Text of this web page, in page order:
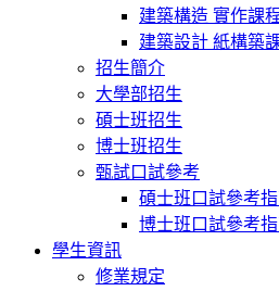
建築構造 實作課
建築設計 紙構築
招生簡介
大學部招生
碩士班招生
博士班招生
甄試口試參考
碩士班口試參考
博士班口試參考
學生資訊
修業規定